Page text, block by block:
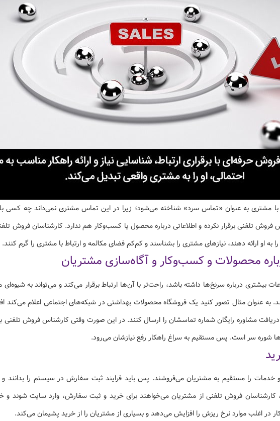
مشتری به عنوان «تماس سرد» شناخته می‌شود؛ زیرا در این تماس مشتری نمی‌داند چه کسی
فروش تلفنی برقرار نکرده و اطلاعاتی درباره محصول یا کسب‌وکار هم ندارد. کارشناسان فروش
به او ارائه دهند، نیازهای مشتری را بشناسند و کم‌کم فضای مکالمه و ارتباط با مشتری را گرم کنند.
بیشتری درباره سرنخ‌ها داشته باشد، راحت‌تر با آن‌ها ارتباط برقرار می‌کند و می‌تواند به
به عنوان مثال تصور کنید یک فروشگاه محصولات بهداشتی در شبکه‌های اجتماعی اعلام می‌کند
دریافت مشاوره رایگان شماره تماسشان را ارسال کنند. در این صورت وقتی کارشناس فروش
شوره سر است. پس مستقیم به سراغ راهکار رفع نیازشان می‌رود.
را مستقیم به مشتریان می‌فروشند. پس باید فرایند ثبت سفارش در سیستم را بدانند و
کارشناسان فروش تلفنی از مشتریان می‌خواهند برای خرید و ثبت سفارش، وارد سایت شوند و
در اغلب موارد نرخ ریزش را افزایش می‌دهد و بسیاری از مشتریان را از خرید پشیمان می‌کند.